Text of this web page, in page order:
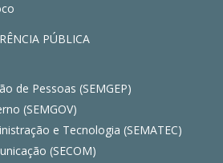
PÚBLICA
de Pessoas (SEMGEP)
(SEMGOV)
e Tecnologia (SEMATEC)
(SECOM)